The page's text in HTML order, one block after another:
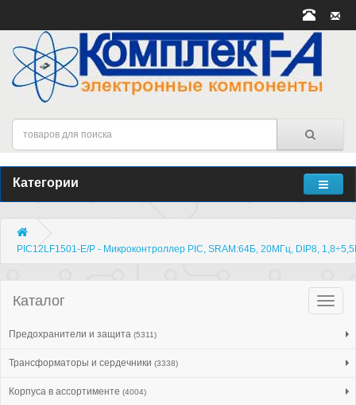
Категории
PIC12LF1501-E/P - Микроконтроллер PIC, SRAM:64Б, 20МГц, DIP8,
Каталог
Предохранители и защита (5311)
Трансформаторы и сердечники (3338)
Корпуса в ассортименте (4004)